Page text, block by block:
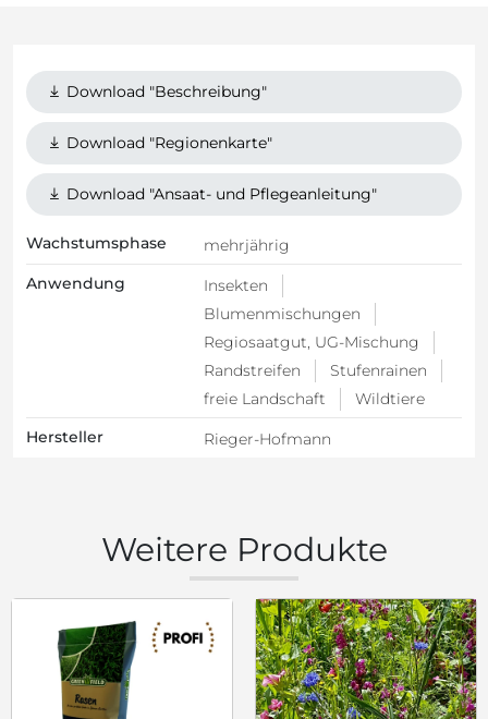
Download "Beschreibung"
Download "Regionenkarte"
Download "Ansaat- und Pflegeanleitung"
Wachstumsphase
mehrjährig
Anwendung
Insekten
Blumenmischungen
Regiosaatgut, UG-Mischung
Randstreifen
Stufenrainen
freie Landschaft
Wildtiere
Hersteller
Rieger-Hofmann
Weitere Produkte